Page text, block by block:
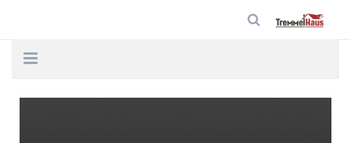
Home